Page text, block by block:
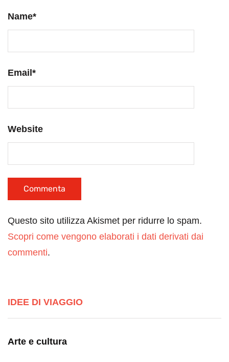
Name*
Email *
Website
Questo sito utilizza Akismet per ridurre lo spam.
Scopri come vengono elaborati i dati derivati dai
commenti.
IDEE DI VIAGGIO
Arte e cultura